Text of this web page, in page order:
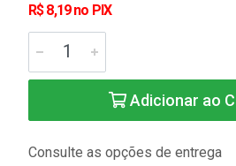
R$ 8,19 no PIX
Adicionar ao
Consulte as opções de entrega